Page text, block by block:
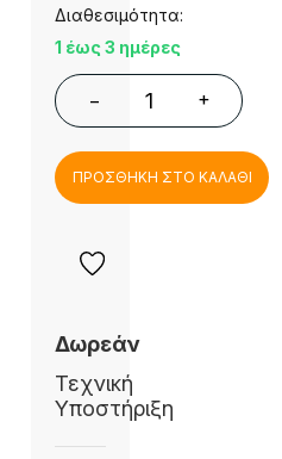
Διαθεσιμότητα:
1 έως 3 ημέρες
− +
ΠΡΟΣΘΗΚΗ ΣΤΟ ΚΑΛΑΘΙ
Δωρεάν
Τεχνική
Υποστήριξη